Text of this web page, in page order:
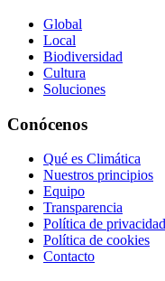
Global
Local
Biodiversidad
Cultura
Soluciones
Conócenos
Qué es Climática
Nuestros principios
Equipo
Transparencia
Política de privacidad
Política de cookies
Contacto